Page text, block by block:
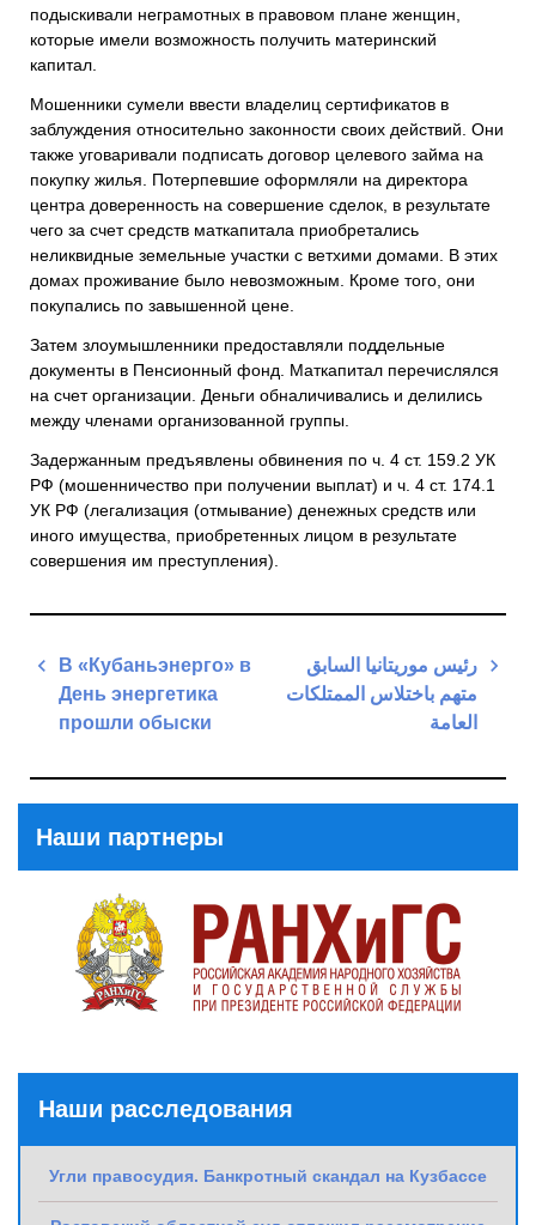
подыскивали неграмотных в правовом плане женщин,
которые имели возможность получить материнский
капитал.
Мошенники сумели ввести владелиц сертификатов в
заблуждения относительно законности своих действий. Они
также уговаривали подписать договор целевого займа на
покупку жилья. Потерпевшие оформляли на директора
центра доверенность на совершение сделок, в результате
чего за счет средств маткапитала приобретались
неликвидные земельные участки с ветхими домами. В этих
домах проживание было невозможным. Кроме того, они
покупались по завышенной цене.
Затем злоумышленники предоставляли поддельные
документы в Пенсионный фонд. Маткапитал перечислялся
на счет организации. Деньги обналичивались и делились
между членами организованной группы.
Задержанным предъявлены обвинения по ч. 4 ст. 159.2 УК
РФ (мошенничество при получении выплат) и ч. 4 ст. 174.1
УК РФ (легализация (отмывание) денежных средств или
иного имущества, приобретенных лицом в результате
совершения им преступления).
Навигация
записям
В «Кубаньэнерго» в
День энергетика
прошли обыски
رئيس موريتانيا السابق
متهم باختلاس الممتلكات
العامة
Наши партнеры
Наши расследования
Угли правосудия. Банкротный скандал на Кузбассе